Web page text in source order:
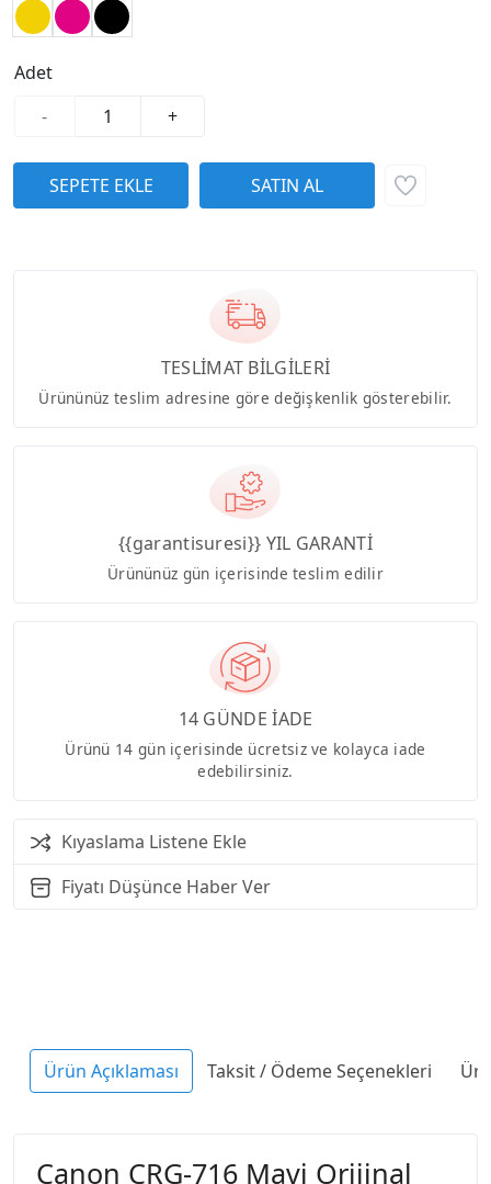
Adet
-
+
TESLİMAT BİLGİLERİ
Ürününüz teslim adresine göre değişkenlik gösterebilir.
{{garantisuresi}} YIL GARANTİ
Ürününüz gün içerisinde teslim edilir
14 GÜNDE İADE
Ürünü 14 gün içerisinde ücretsiz ve kolayca iade
edebilirsiniz.
Kıyaslama Listene Ekle
Fiyatı Düşünce Haber Ver
Ürün Açıklaması Taksit / Ödeme Seçenekleri
Canon CRG-716 Mavi Orijinal